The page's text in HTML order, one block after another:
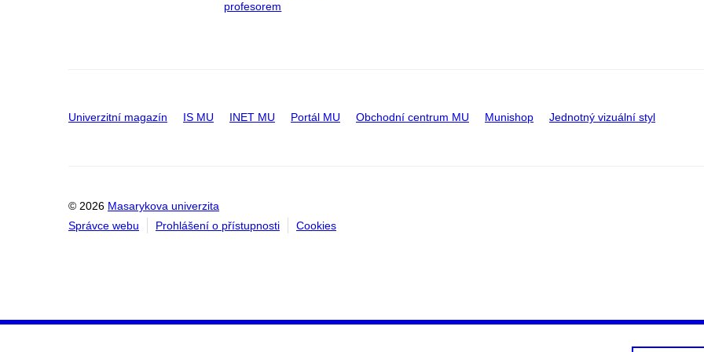
profesorem
Univerzitní magazín IS MU INET MU Portál MU Obchodní centrum MU Munishop Jednotný vizuální styl
© 2026 Masarykova univerzita
Správce webu
Prohlášení o přístupnosti Cookies